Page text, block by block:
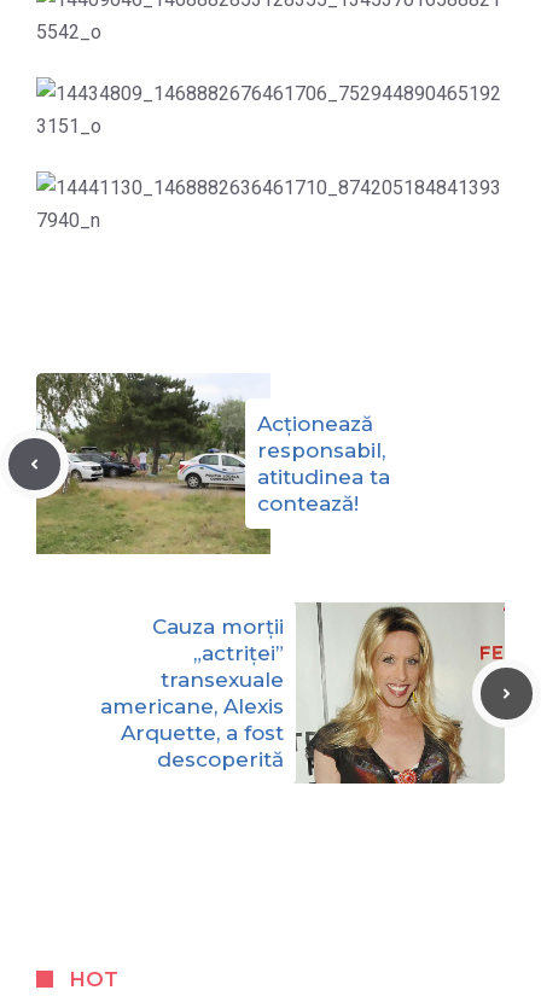
Acționează
responsabil,
atitudinea ta
contează!
Cauza morții
„actriței”
transexuale
americane, Alexis
Arquette, a fost
descoperită
HOT